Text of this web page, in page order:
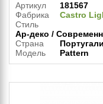
Артикул
181567
Фабрика
Castro
Стиль
Ар-деко /
Страна
Модель
Pattern